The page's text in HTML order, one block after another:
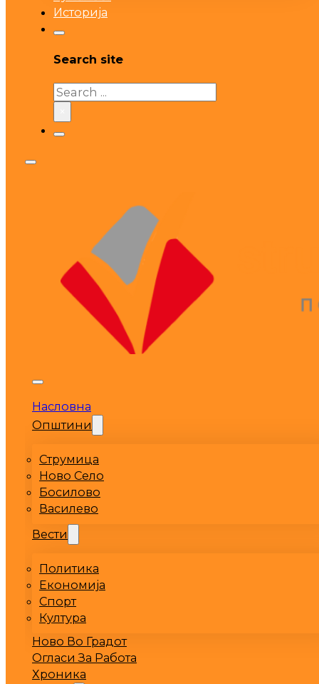
Историја
Search site
Search
Насловна
Општини
Струмица
Ново Село
Босилово
Василево
Вести
Политика
Економија
Спорт
Култура
Ново Во Градот
Огласи За Работа
Хроника